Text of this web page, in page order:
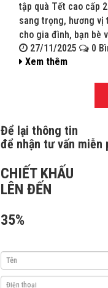
tập quà Tết cao cấp
sang trọng, hương vị
cho gia đình, bạn bè
27/11/2025
0
Xem thêm
Để lại thông tin
để nhận tư vấn miễn
CHIẾT KHẤU
LÊN ĐẾN
35%